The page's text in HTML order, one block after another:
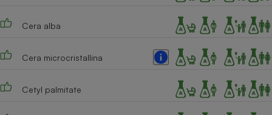
Cera alba
Cera microcristallina
Cetyl palmitate
Climatiseur -